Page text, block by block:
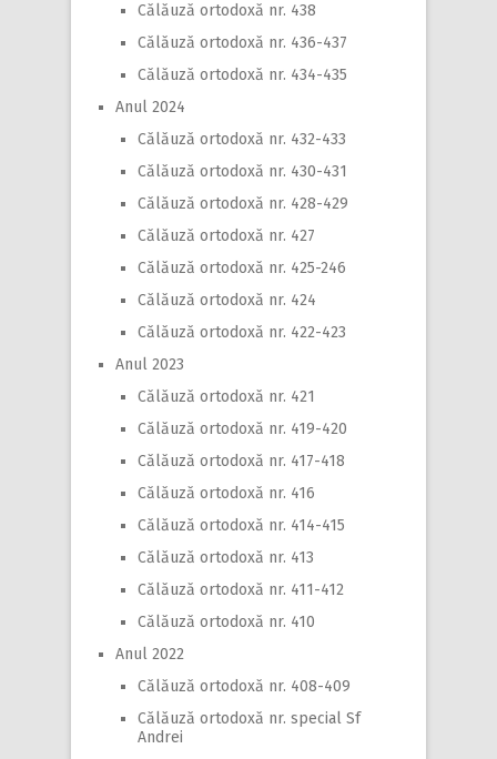
Călăuză ortodoxă nr. 438
Călăuză ortodoxă nr. 436-437
Călăuză ortodoxă nr. 434-435
Anul 2024
Călăuză ortodoxă nr. 432-433
Călăuză ortodoxă nr. 430-431
Călăuză ortodoxă nr. 428-429
Călăuză ortodoxă nr. 427
Călăuză ortodoxă nr. 425-246
Călăuză ortodoxă nr. 424
Călăuză ortodoxă nr. 422-423
Anul 2023
Călăuză ortodoxă nr. 421
Călăuză ortodoxă nr. 419-420
Călăuză ortodoxă nr. 417-418
Călăuză ortodoxă nr. 416
Călăuză ortodoxă nr. 414-415
Călăuză ortodoxă nr. 413
Călăuză ortodoxă nr. 411-412
Călăuză ortodoxă nr. 410
Anul 2022
Călăuză ortodoxă nr. 408-409
Călăuză ortodoxă nr. special Sf
Andrei